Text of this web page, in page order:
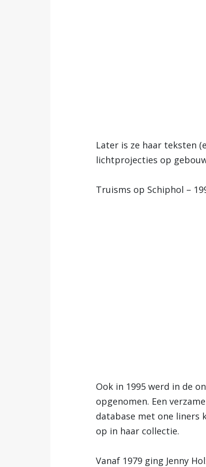
Later is ze haar teksten
lichtprojecties op
Truisms op Schiphol –
Ook in 1995 werd in de
opgenomen. Een
database met one liners
op in haar collectie.
Vanaf 1979 ging Jenny